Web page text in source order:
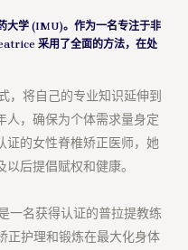
大学 (IMU)。作为一名专注于非
采用了全面的方法，在处
，将自己的专业知识延伸到
人，确保为个体需求量身定
的女性脊椎矫正医师，她
后提倡赋权和健康。
一名获得认证的普拉提教练
正护理和锻炼在最大化身体